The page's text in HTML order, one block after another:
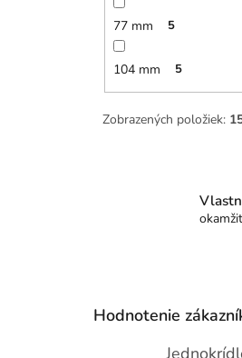
77 mm 5
104 mm 5
Zobrazených položiek:
Hodnotenie